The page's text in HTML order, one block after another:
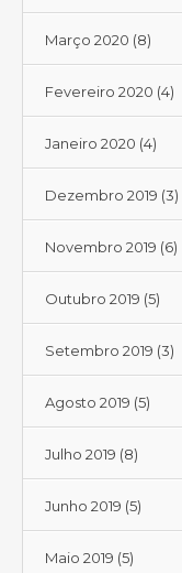
Março 2020 (8)
Fevereiro 2020 (4)
Janeiro 2020 (4)
Dezembro 2019 (3)
Novembro 2019 (6)
Outubro 2019 (5)
Setembro 2019 (3)
Agosto 2019 (5)
Julho 2019 (8)
Junho 2019 (5)
Maio 2019 (5)